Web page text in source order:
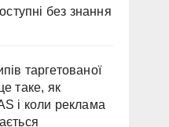
без знання
таргетованої
таке, як
і коли реклама